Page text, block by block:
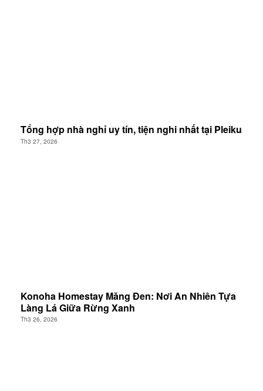
Tổng hợp nhà nghỉ uy tín, tiện nghi nhất tại Pleiku
Th3 27, 2026
Konoha Homestay Măng Đen: Nơi An Nhiên Tựa
Làng Lá Giữa Rừng Xanh
Th3 26, 2026